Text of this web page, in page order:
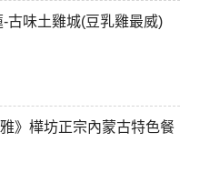
-古味土雞城(豆乳雞最威)
》樺坊正宗內蒙古特色餐